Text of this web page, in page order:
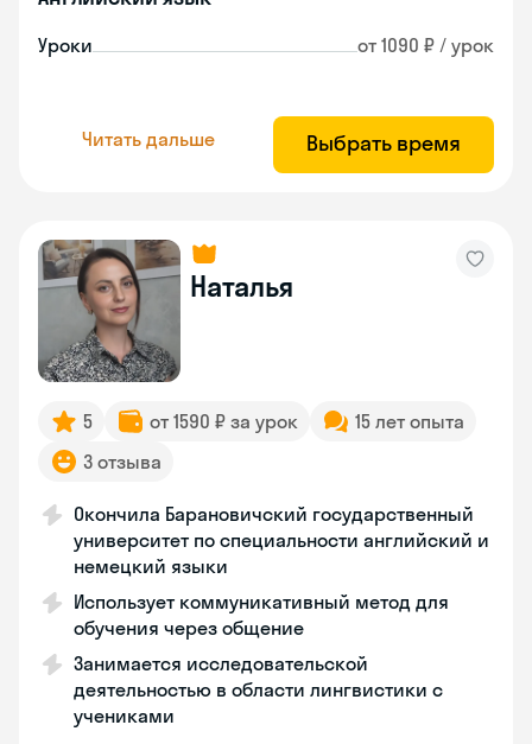
Уроки от 1090 ₽ / урок
Читать дальше Выбрать время
Наталья
5 от 1590 ₽ за урок
15 лет опыта
3 отзыва
Окончила Барановичский государственный
университет по специальности английский и
немецкий языки
Использует коммуникативный метод для
обучения через общение
Занимается исследовательской
деятельностью в области лингвистики с
учениками